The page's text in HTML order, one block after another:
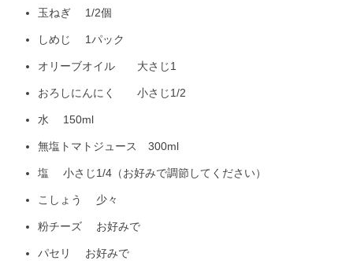
玉ねぎ 1/2個
しめじ 1パック
オリーブオイル 大さじ1
おろしにんにく 小さじ1/2
水 150ml
無塩トマトジュース 300ml
塩 小さじ1/4（お好みで調節してください）
こしょう 少々
粉チーズ お好みで
パセリ お好みで